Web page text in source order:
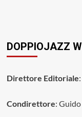
DOPPIOJAZZ
Direttore Editoriale
Condirettore: